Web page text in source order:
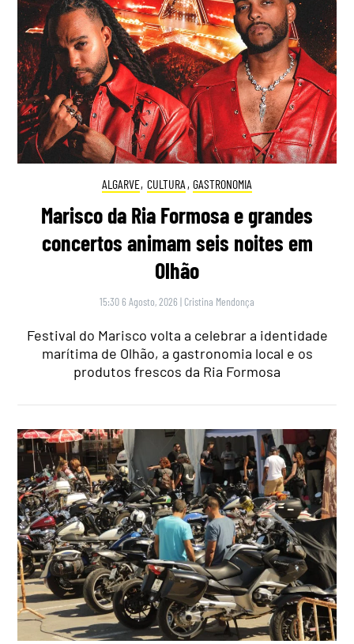
ALGARVE, CULTURA , GASTRONOMIA
Marisco da Ria Formosa e grandes
concertos animam seis noites em
Olhão
15:30 6 Agosto, 2026 | Cristina Mendonça
Festival do Marisco volta a celebrar a identidade
marítima de Olhão, a gastronomia local e os
produtos frescos da Ria Formosa